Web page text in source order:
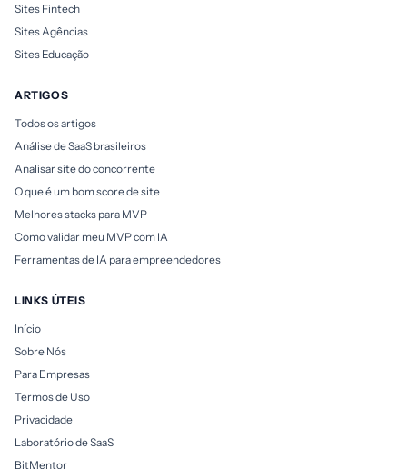
Sites Fintech
Sites Agências
Sites Educação
ARTIGOS
Todos os artigos
Análise de SaaS brasileiros
Analisar site do concorrente
O que é um bom score de site
Melhores stacks para MVP
Como validar meu MVP com IA
Ferramentas de IA para empreendedores
LINKS ÚTEIS
Início
Sobre Nós
Para Empresas
Termos de Uso
Privacidade
Laboratório de SaaS
BitMentor